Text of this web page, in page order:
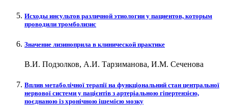
Исходы инсультов различной этиологии у пациентов, которым
проводили тромболизис
Значение лизиноприла в клинической практике
В.И. Подзолков, А.И. Тарзиманова, И.М. Сеченова
Вплив метаболічної терапії на функціональний стан центральної
нервової системи у пацієнтів з артеріальною гіпертензією,
поєднаною із хронічною ішемією мозку